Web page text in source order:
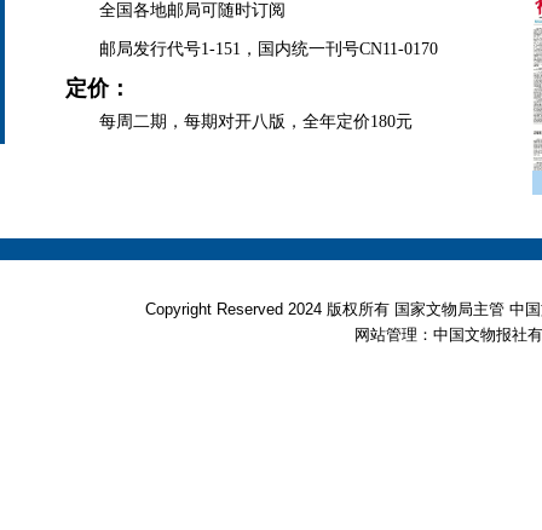
全国各地邮局可随时订阅
邮局发行代号1-151，国内统一刊号CN11-0170
定价：
每周二期，每期对开八版，全年定价180元
Copyright Reserved 2024 版权所有 国家文物局主管
网站管理：中国文物报社